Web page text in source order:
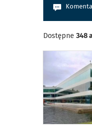
Dostępne 348